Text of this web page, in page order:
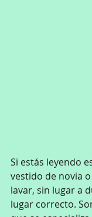
Si estás leyendo
vestido de novia
lavar, sin lugar a
lugar correcto.